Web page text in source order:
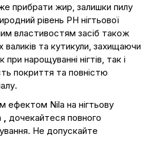
прибрати жир, залишки пилу
рівень PH нігтьової
властивостям засіб також
валиків та кутикули, захищаючи
нарощуванні нігтів, так і
покриття та повністю
ефектом Nila на нігтьову
дочекайтеся повного
Не допускайте